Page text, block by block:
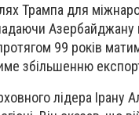
Трампа для
Азербайджану
99 років
збільшенню
лідера Ірану